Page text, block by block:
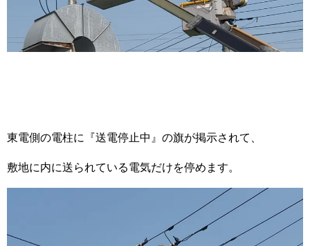
東電側の電柱に『送電停止中』の旗が掲示されて、
敷地に内に送られている電気だけを停めます。